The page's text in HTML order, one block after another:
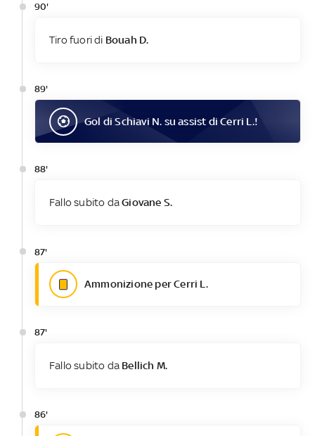
90'
Tiro fuori di Bouah D.
89'
Gol diSchiavi N. su assist diCerri L.!
88'
Fallo subito daGiovane S.
87'
Ammonizione per Cerri L.
87'
Fallo subito da Bellich M.
86'